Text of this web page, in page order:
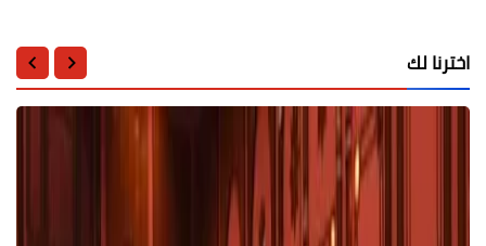
اخترنا لك